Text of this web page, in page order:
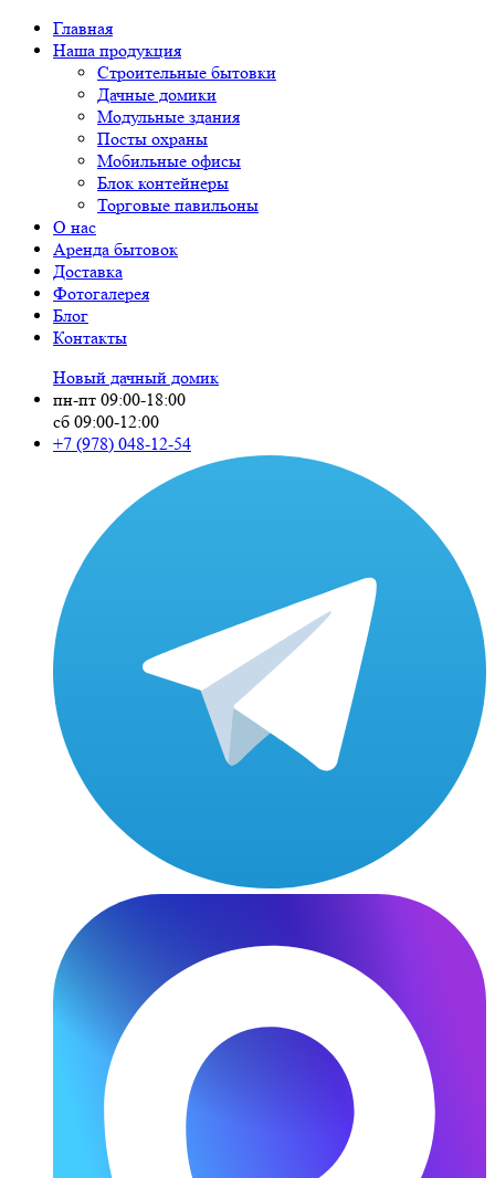
Главная
Наша продукция
Строительные бытовки
Дачные домики
Модульные здания
Посты охраны
Мобильные офисы
Блок контейнеры
Торговые павильоны
О нас
Аренда бытовок
Доставка
Фотогалерея
Блог
Контакты
Новый дачный домик
пн-пт 09:00-18:00
сб 09:00-12:00
+7 (978) 048-12-54